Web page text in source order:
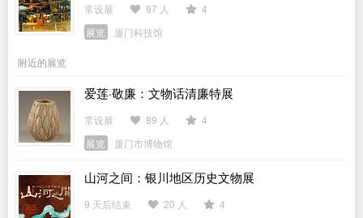
常设展 97 人
4
展览
厦门科技馆
附近的展览
爱莲·敬廉：文物话清廉特展
常设展 89 人
4
展览
厦门市博物馆
山河之间：银川地区历史文物展
9 天后结束 20 人 4